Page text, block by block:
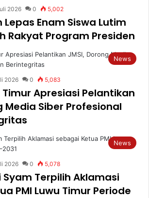
2026 0 5,002
Enam Siswa Lutim
Rakyat Program Presiden
News
2026 0 5,083
Apresiasi Pelantikan
Media Siber Profesional
News
2026 0 5,078
Syam Terpilih Aklamasi
PMI Luwu Timur Periode